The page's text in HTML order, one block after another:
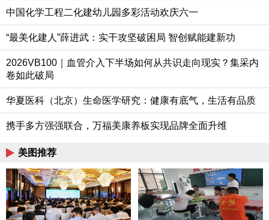
中国化学工程二化建幼儿园多彩活动欢庆六一
“最美化建人”薛进武：实干攻坚破困局 智创赋能建新功
2026VB100｜血管介入下半场如何从共识走向现实？集采内
卷如此破局
华夏医科（北京）生命医学研究：健康有底气，生活有品质
携手多方强强联合，万福美康养板实现品牌全面升维
美图推荐